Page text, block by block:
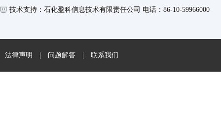
技术支持：石化盈科信息技术有限责任公司 电话：86-10-59966000
法律声明 | 问题解答 | 联系我们